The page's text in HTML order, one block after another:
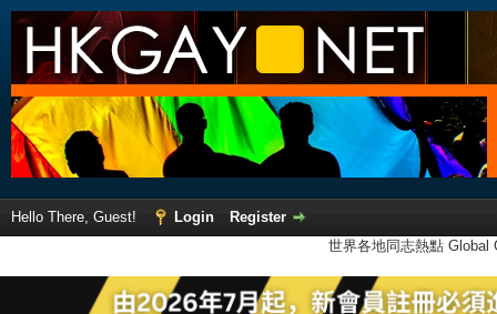
Hello There, Guest! Login
Register
世界各地同志熱點